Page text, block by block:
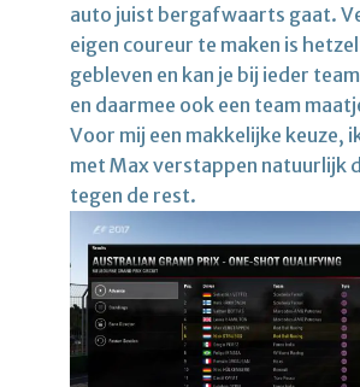
auto juist bergafwaarts gaat.
eigen coureur te maken is
gebleven en kan je bij ieder
en daarmee ook een team
Voor mij een makkelijke keuze,
met Max verstappen natuurlijk
tegen de rest.